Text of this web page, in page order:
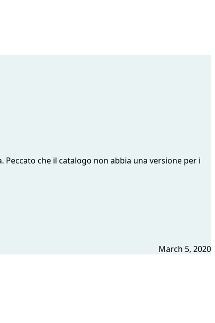
che il catalogo non abbia una versione per i
March 5, 2020